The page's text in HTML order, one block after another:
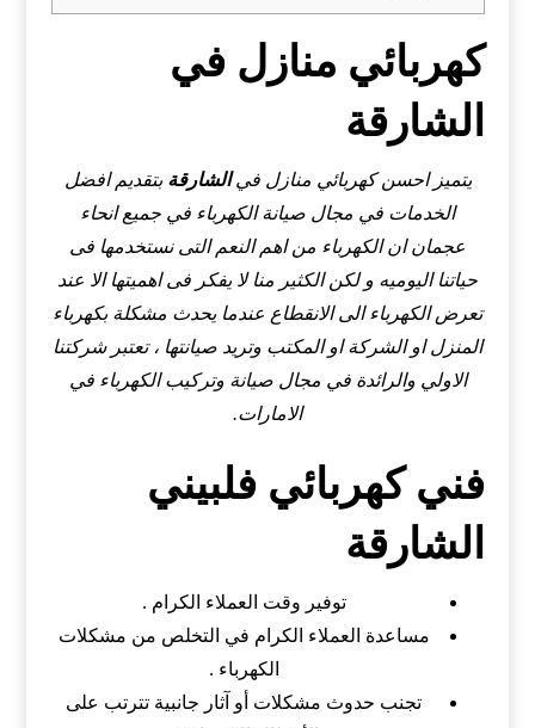
كهربائي منازل في
الشارقة
يتميز احسن كهربائي منازل فيالشارقة بتقديم افضل
الخدمات في مجال صيانة الكهرباء في جميع انحاء
عجمان ان الكهرباء من اهم النعم التى نستخدمها فى
حياتنا اليوميه و لكن الكثير منا لا يفكر فى اهميتها الا عند
تعرض الكهرباء الى الانقطاع عندما يحدث مشكلة بكهرباء
المنزل او الشركة او المكتب وتريد صيانتها ، تعتبر شركتنا
الاولي والرائدة في مجال صيانة وتركيب الكهرباء في
الامارات.
فني كهربائي فلبيني
الشارقة
توفير وقت العملاء الكرام .
مساعدة العملاء الكرام في التخلص من مشكلات
الكهرباء .
تجنب حدوث مشكلات أو آثار جانبية تترتب على